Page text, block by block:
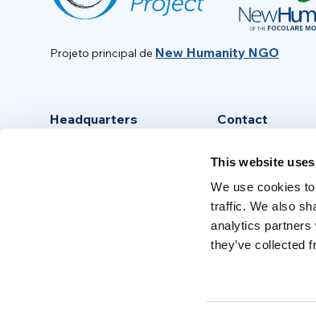
This website
We use cookies
traffic. We also
analytics partners
they’ve collected
Projeto principal de New Humanity NGO
Headquarters Contact
+39 06 94 31 56 35